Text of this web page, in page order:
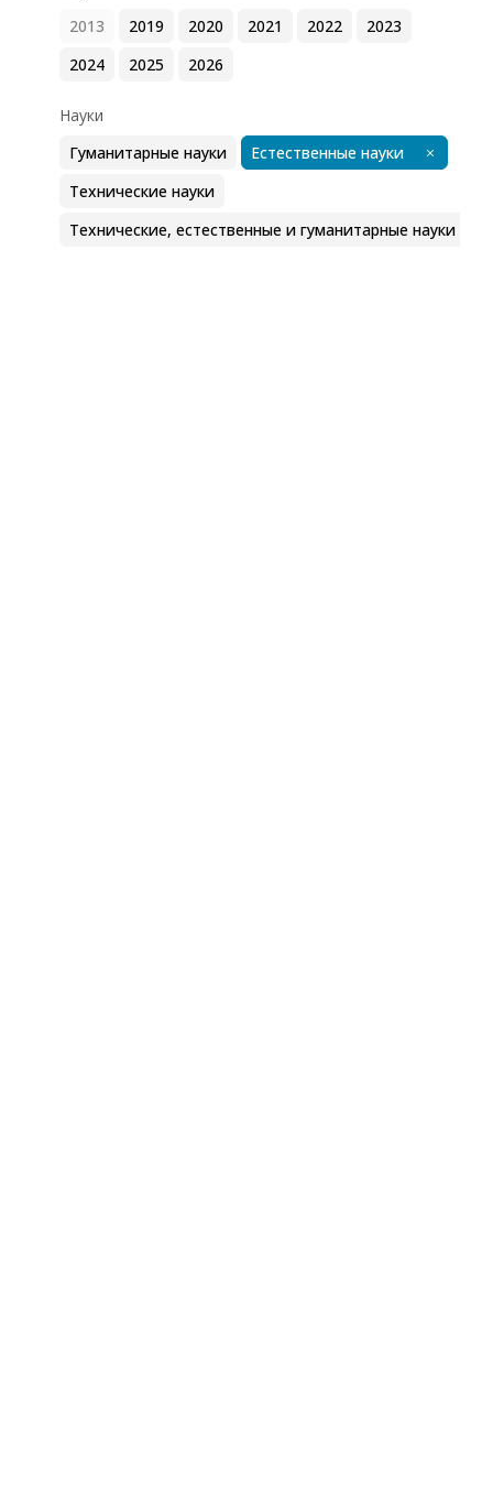
2013
2019 2020 2021 2022
2023
2024
2025 2026
Науки
Гуманитарные науки
Естественные науки
Технические науки
Технические, естественные и гуманитарные науки